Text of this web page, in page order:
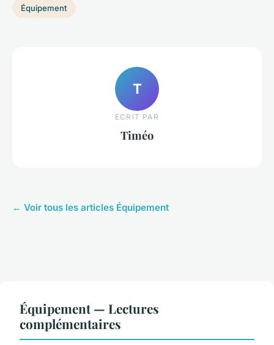
Équipement
T
ECRIT PAR
Timéo
← Voir tous les articles Équipement
Équipement — Lectures
complémentaires